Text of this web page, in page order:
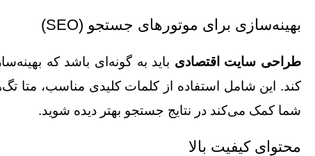
بهینه‌سازی برای موتورهای جستجو (SEO)
طراحی سایت اقتصادی باید به گونه‌ای باشد که
شما کمک می‌کند در نتایج جستجو بهتر دیده شوید.
محتوای کیفیت بالا